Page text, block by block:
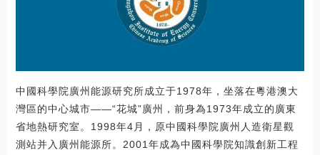
中國科學院廣州能源研究所成立于1978年，坐落在粵港澳大
灣區的中心城市——“花城”廣州，前身為1973年成立的廣東
省地熱研究室。1998年4月，原中國科學院廣州人造衛星觀
測站并入廣州能源所。2001年成為中國科學院知識創新工程